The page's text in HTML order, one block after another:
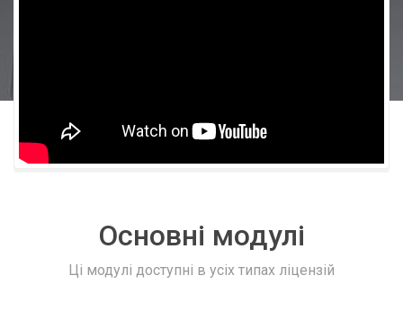
Основні модулі
Ці модулі доступні в усіх типах ліцензій